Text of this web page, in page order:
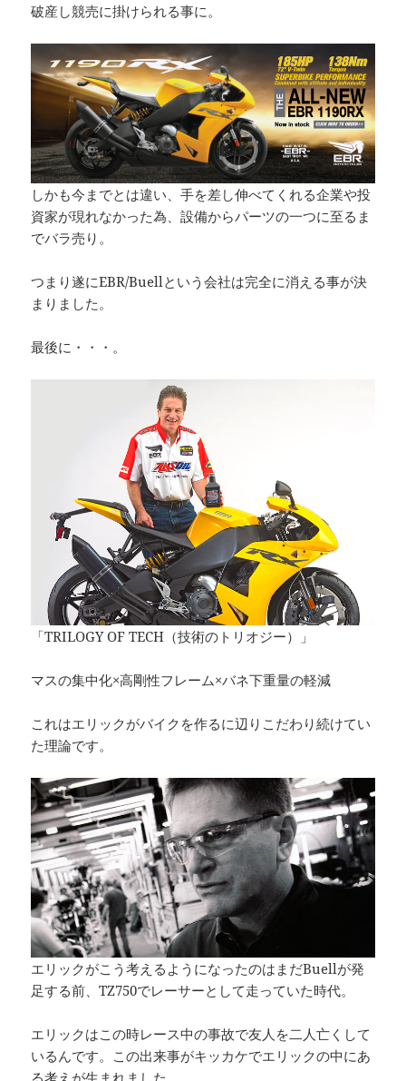
破産し競売に掛けられる事に。
しかも今までとは違い、手を差し伸べてくれる企業や投
資家が現れなかった為、設備からパーツの一つに至るま
でバラ売り。
つまり遂にEBR/Buellという会社は完全に消える事が決
まりました。
最後に・・・。
「TRILOGY OF TECH（技術のトリオジー）」
マスの集中化×高剛性フレーム×バネ下重量の軽減
これはエリックがバイクを作るに辺りこだわり続けてい
た理論です。
エリックがこう考えるようになったのはまだBuellが発
足する前、TZ750でレーサーとして走っていた時代。
エリックはこの時レース中の事故で友人を二人亡くして
いるんです。この出来事がキッカケでエリックの中にあ
る考えが生まれました。